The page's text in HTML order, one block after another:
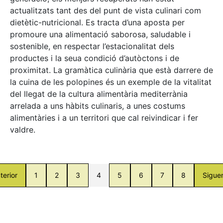
actualitzats tant des del punt de vista culinari com
dietètic-nutricional. Es tracta d’una aposta per
promoure una alimentació saborosa, saludable i
sostenible, en respectar l’estacionalitat dels
productes i la seua condició d’autòctons i de
proximitat. La gramàtica culinària que està darrere de
la cuina de les polopines és un exemple de la vitalitat
del llegat de la cultura alimentària mediterrània
arrelada a uns hàbits culinaris, a unes costums
alimentàries i a un territori que cal reivindicar i fer
valdre.
1 2 3 4 5 6 7 8